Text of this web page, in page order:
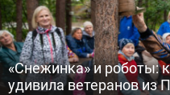
«Снежинка» и роботы:
удивила ветеранов из